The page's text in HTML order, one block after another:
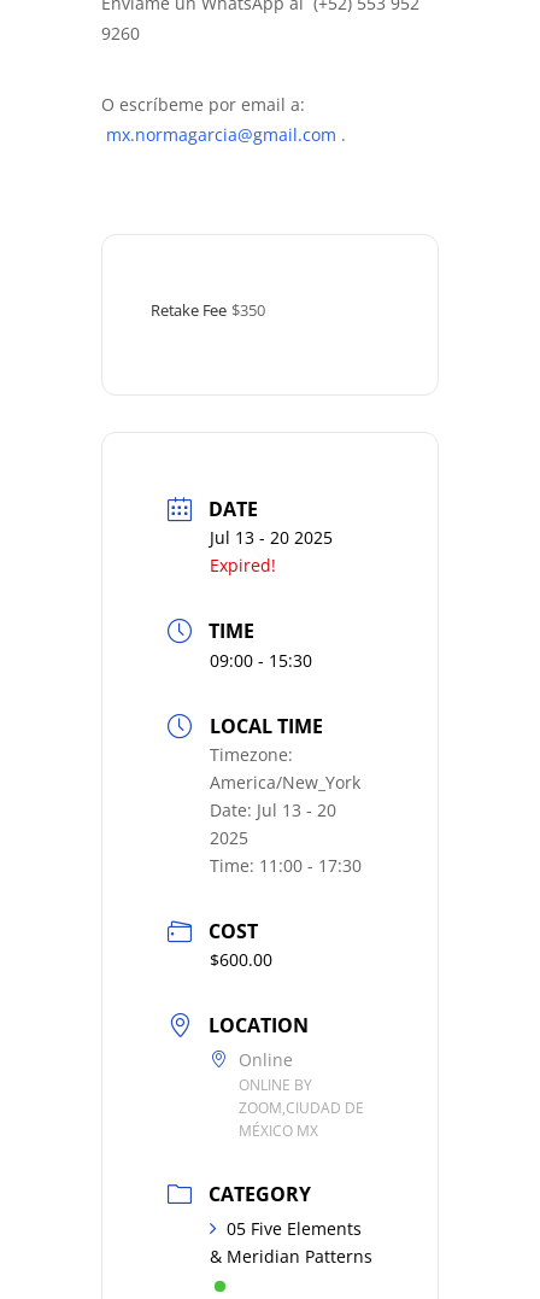
9260
O escríbeme por email a:
mx.normagarcia@gmail.com .
Retake Fee $350
DATE
Jul 13 - 20 2025
Expired!
TIME
09:00 - 15:30
LOCAL TIME
Timezone:
America/New_York
Date: Jul 13 - 20
2025
Time: 11:00 - 17:30
COST
$600.00
LOCATION
Online
ONLINE BY
ZOOM,CIUDAD DE
MÉXICO MX
CATEGORY
05 Five Elements
& Meridian Patterns